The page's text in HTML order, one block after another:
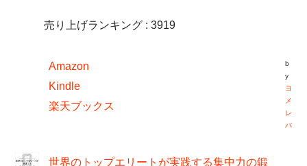
売り上げランキング : 3919
Amazon
Kindle
楽天ブックス
b
y
ヨ
メ
レ
バ
世界のトップエリートが実践する集中力の鍛